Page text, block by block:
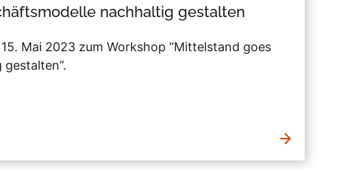
nachhaltig gestalten
Mai 2023 zum Workshop “Mittelstand goes